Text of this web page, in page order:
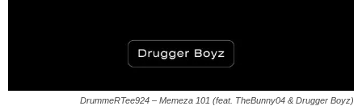
DrummeRTee924 – Memeza 101 (feat. TheBunny04 & Drugger Boyz)